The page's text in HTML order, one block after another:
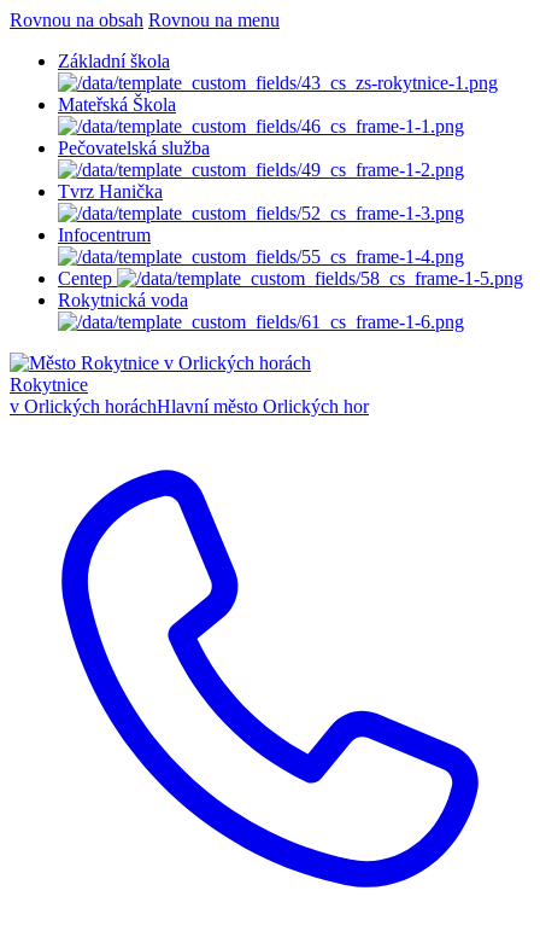
Rovnou na obsah Rovnou na menu
Základní škola
Mateřská Škola
Pečovatelská služba
Tvrz Hanička
Infocentrum
Centep
Rokytnická voda
Rokytnice
v Orlických horáchHlavní město Orlických hor